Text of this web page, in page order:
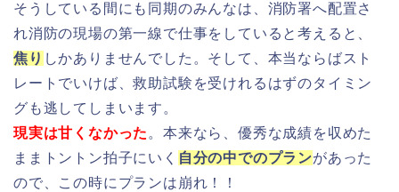
そうしている間にも同期のみんなは、消防署へ配置さ
れ消防の現場の第一線で仕事をしていると考えると、
焦り しかありませんでした。そして、本当ならばスト
レートでいけば、救助試験を受けれるはずのタイミン
グも逃してしまいます。
現実は甘くなかった 。本来なら、優秀な成績を収めた
ままトントン拍子にいく 自分の中でのプランがあった
ので、この時にプランは崩れ！！